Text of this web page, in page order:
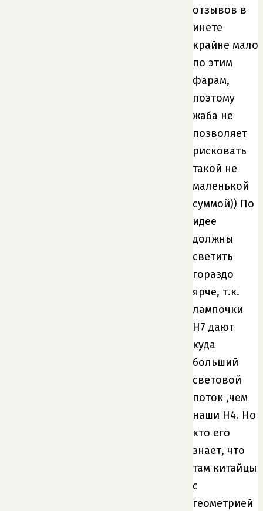
отзывов в
инете
крайне мало
по этим
фарам,
поэтому
жаба не
позволяет
рисковать
такой не
маленькой
суммой)) По
идее
должны
светить
гораздо
ярче, т.к.
лампочки
Н7 дают
куда
больший
световой
поток ,чем
наши Н4. Но
кто его
знает, что
там китайцы
с
геометрией